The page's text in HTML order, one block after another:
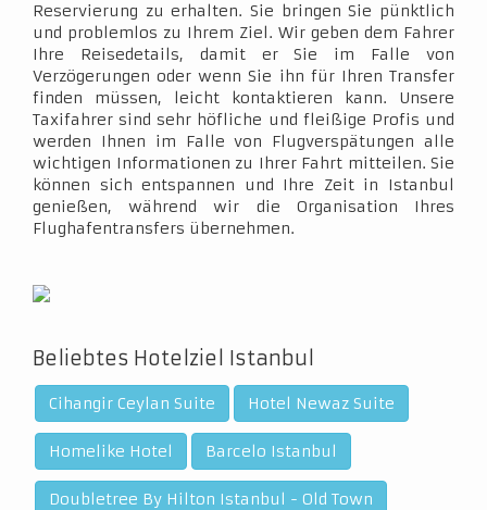
Reservierung zu erhalten. Sie bringen Sie pünktlich
und problemlos zu Ihrem Ziel. Wir geben dem Fahrer
Ihre Reisedetails, damit er Sie im Falle von
Verzögerungen oder wenn Sie ihn für Ihren Transfer
finden müssen, leicht kontaktieren kann. Unsere
Taxifahrer sind sehr höfliche und fleißige Profis und
werden Ihnen im Falle von Flugverspätungen alle
wichtigen Informationen zu Ihrer Fahrt mitteilen. Sie
können sich entspannen und Ihre Zeit in Istanbul
genießen, während wir die Organisation Ihres
Flughafentransfers übernehmen.
Beliebtes Hotelziel Istanbul
Cihangir Ceylan Suite Hotel Newaz Suite
Homelike Hotel Barcelo Istanbul
Doubletree By Hilton Istanbul - Old Town